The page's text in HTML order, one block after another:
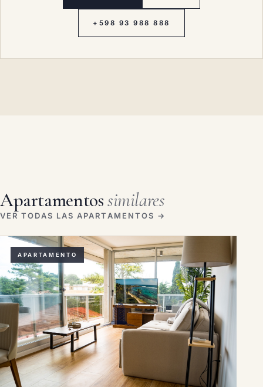
+598 93 988 888
Apartamentossimilares
VER TODAS LAS APARTAMENTOS →
APARTAMENTO